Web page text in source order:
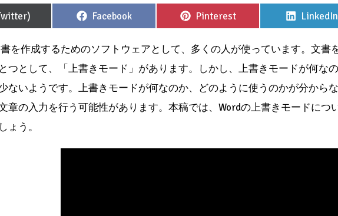
Share
on
Facebook
Share
on
Pinterest
Share
on
LinkedIn
を作成するためのソフトウェアとして、多くの人が使っています。文書
つとして、「上書きモード」があります。しかし、上書きモードが何な
ないようです。上書きモードが何なのか、どのように使うのかが分から
章の入力を行う可能性があります。本稿では、Wordの上書きモードにつ
ょう。